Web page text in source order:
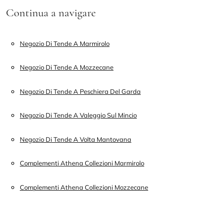
Continua a navigare
Negozio Di Tende A Marmirolo
Negozio Di Tende A Mozzecane
Negozio Di Tende A Peschiera Del Garda
Negozio Di Tende A Valeggio Sul Mincio
Negozio Di Tende A Volta Mantovana
Complementi Athena Collezioni Marmirolo
Complementi Athena Collezioni Mozzecane